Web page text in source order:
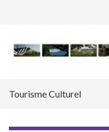
Tourisme Culturel